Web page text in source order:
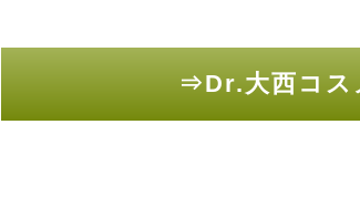
⇒Dr.大西コス